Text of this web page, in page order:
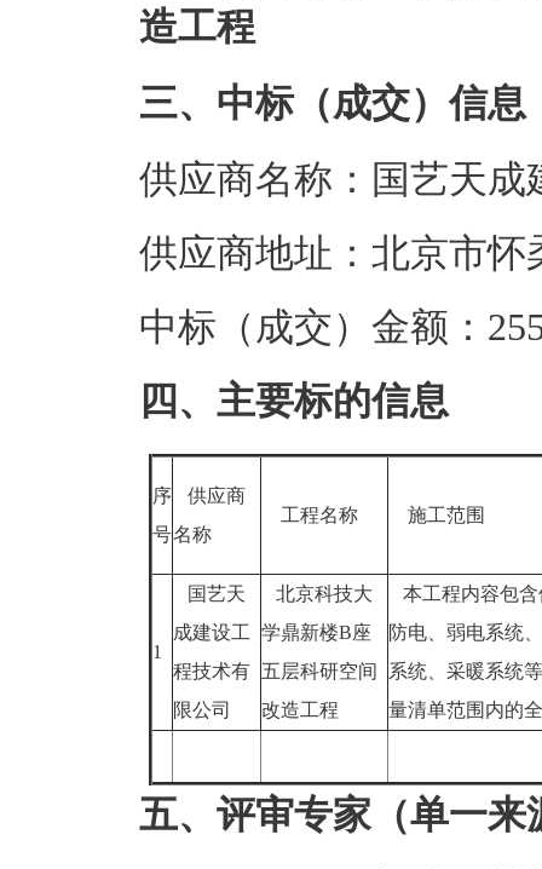
造工程
三、中标（成交）信息
供应商名称：国艺天
供应商地址：北京市怀
中标（成交）金额：
四、主要标的信息
序
号
供应商
名称
工程名称 施工范围
1
国艺天
成建设工
程技术有
限公司
北京科技大
学鼎新楼B座
五层科研空间
改造工程
本工程内容包含
防电、弱电系统
系统、采暖系统
量清单范围内的
五、评审专家（单一